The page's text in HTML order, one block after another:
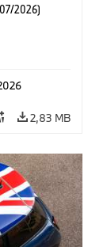
2026)
2,83 MB